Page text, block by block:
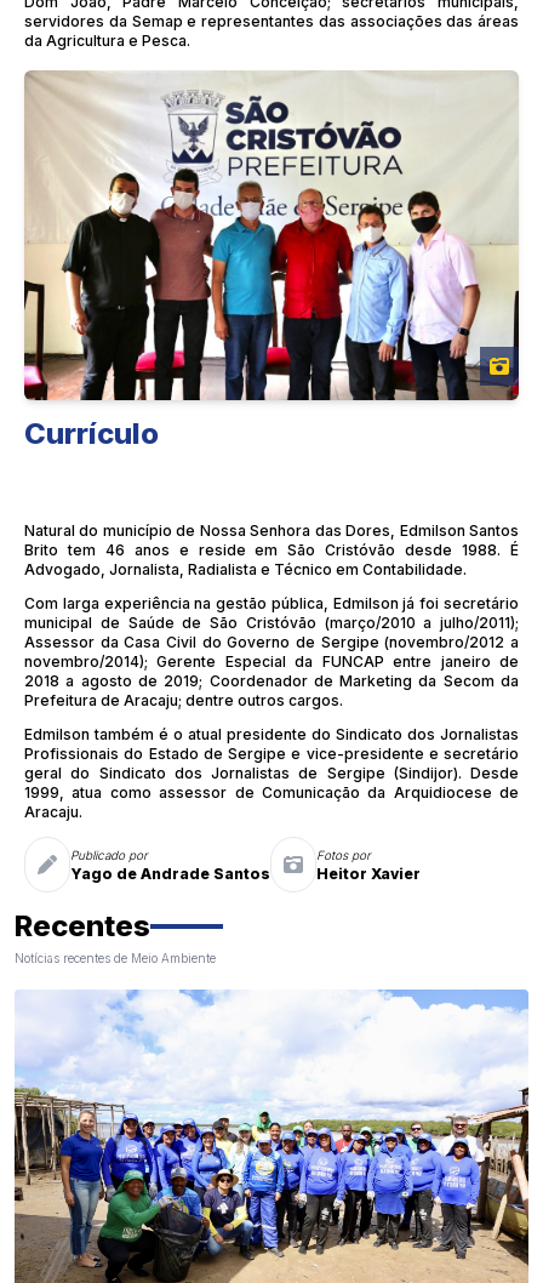
servidores da Semap e representantes das associações das áreas
da Agricultura e Pesca.
Currículo
Natural do município de Nossa Senhora das Dores, Edmilson Santos
Brito tem 46 anos e reside em São Cristóvão desde 1988. É
Advogado, Jornalista, Radialista e Técnico em Contabilidade.
Com larga experiência na gestão pública, Edmilson já foi secretário
municipal de Saúde de São Cristóvão (março/2010 a julho/2011);
Assessor da Casa Civil do Governo de Sergipe (novembro/2012 a
novembro/2014); Gerente Especial da FUNCAP entre janeiro de
2018 a agosto de 2019; Coordenador de Marketing da Secom da
Prefeitura de Aracaju; dentre outros cargos.
Edmilson também é o atual presidente do Sindicato dos Jornalistas
Profissionais do Estado de Sergipe e vice-presidente e secretário
geral do Sindicato dos Jornalistas de Sergipe (Sindijor). Desde
1999, atua como assessor de Comunicação da Arquidiocese de
Aracaju.
Publicado por
Yago de Andrade Santos
Fotos por
Heitor Xavier
Recentes
Notícias recentes de Meio Ambiente